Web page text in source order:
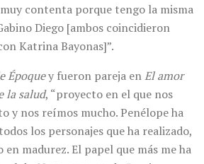
contenta porque tengo la misma
Diego [ambos coincidieron
Katrina Bayonas]”.
Époquey fueron pareja enEl amor
la salud, “proyecto en el que nos
y nos reímos mucho. Penélope ha
los personajes que ha realizado,
en madurez. El papel que más me ha